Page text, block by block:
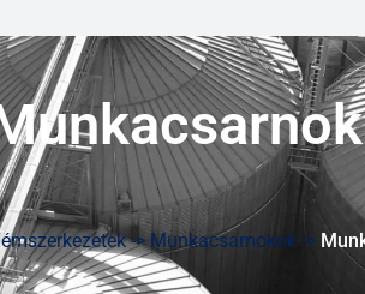
-> Munkacsarnokok ->